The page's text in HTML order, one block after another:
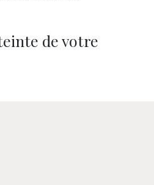
de votre